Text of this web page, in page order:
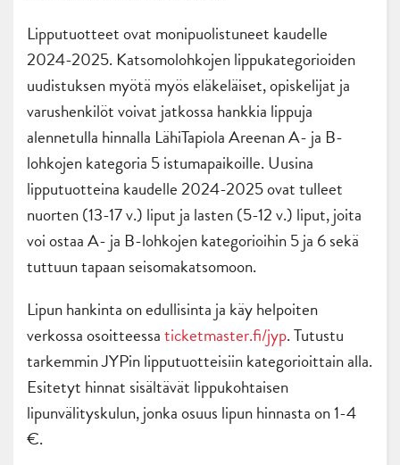
Lipputuotteet ovat monipuolistuneet kaudelle
2024-2025. Katsomolohkojen lippukategorioiden
uudistuksen myötä myös eläkeläiset, opiskelijat ja
varushenkilöt voivat jatkossa hankkia lippuja
alennetulla hinnalla LähiTapiola Areenan A- ja B-
lohkojen kategoria 5 istumapaikoille. Uusina
lipputuotteina kaudelle 2024-2025 ovat tulleet
nuorten (13-17 v.) liput ja lasten (5-12 v.) liput, joita
voi ostaa A- ja B-lohkojen kategorioihin 5 ja 6 sekä
tuttuun tapaan seisomakatsomoon.
Lipun hankinta on edullisinta ja käy helpoiten
verkossa osoitteessaticketmaster.fi/jyp. Tutustu
tarkemmin JYPin lipputuotteisiin kategorioittain alla.
Esitetyt hinnat sisältävät lippukohtaisen
lipunvälityskulun, jonka osuus lipun hinnasta on 1-4
€.